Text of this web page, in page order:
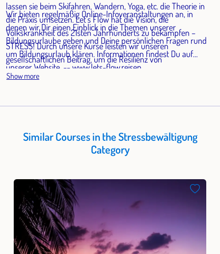
lassen sie beim Skifahren, Wandern, Yoga, etc. die Theorie in
die Praxis umsetzen. Let’s Flow hat die Vision, die
Volkskrankheit des 21sten Jahrhunderts zu bekämpfen –
STRESS! Durch unsere Kurse leisten wir unseren
gesellschaftlichen Beitrag, um die Resilienz von
Arbeitnehmenden zu steigern und ihr Burnout Risiko zu
Wir bieten regelmäßig Online-Infoveranstaltungen an, in
denen wir Dir einen Einblick in die Themen unserer
Bildungsurlaube geben und Deine persönlichen Fragen rund
um Bildungsurlaub klären. Informationen findest Du auf
unserer Website. -- www.lets-flow.reisen
Show more
Similar Courses in the Stressbewältigung
Category